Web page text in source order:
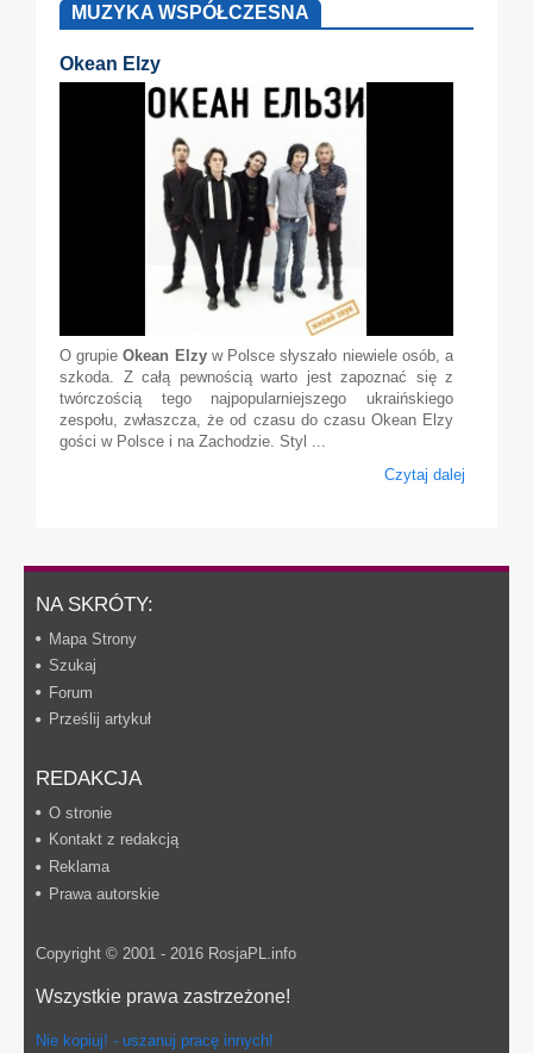
MUZYKA WSPÓŁCZESNA
Okean Elzy
O grupieOkean Elzyw Polsce słyszało niewiele osób, a
szkoda. Z całą pewnością warto jest zapoznać się z
twórczością tego najpopularniejszego ukraińskiego
zespołu, zwłaszcza, że od czasu do czasu Okean Elzy
gości w Polsce i na Zachodzie. Styl ...
Czytaj dalej
NA SKRÓTY:
Mapa Strony
Szukaj
Forum
Prześlij artykuł
REDAKCJA
O stronie
Kontakt z redakcją
Reklama
Prawa autorskie
Copyright © 2001 - 2016 RosjaPL.info
Wszystkie prawa zastrzeżone!
Nie kopiuj! - uszanuj pracę innych!